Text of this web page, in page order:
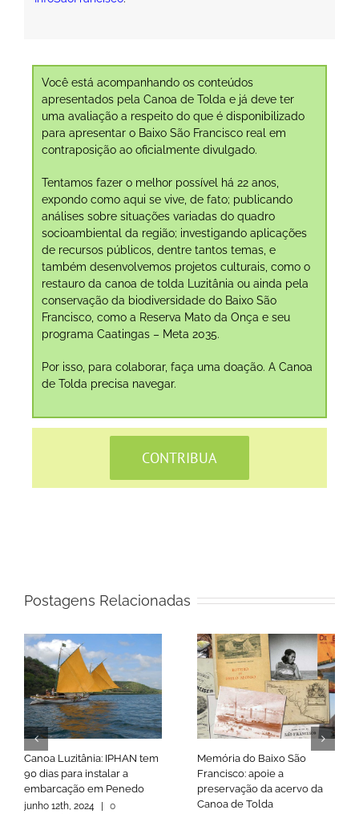
Você está acompanhando os conteúdos
apresentados pela Canoa de Tolda e já deve ter
uma avaliação a respeito do que é disponibilizado
para apresentar o Baixo São Francisco real em
contraposição ao oficialmente divulgado.
Tentamos fazer o melhor possível há 22 anos,
expondo como aqui se vive, de fato; publicando
análises sobre situações variadas do quadro
socioambiental da região; investigando aplicações
de recursos públicos, dentre tantos temas, e
também desenvolvemos projetos culturais, como o
restauro da canoa de tolda Luzitânia ou ainda pela
conservação da biodiversidade do Baixo São
Francisco, como a Reserva Mato da Onça e seu
programa Caatingas – Meta 2035.
Por isso, para colaborar, faça uma doação. A Canoa
de Tolda precisa navegar.
CONTRIBUA
Postagens Relacionadas
Canoa Luzitânia: IPHAN tem
90 dias para instalar a
embarcação em Penedo
junho 12th, 2024
0
Memória do Baixo São
Francisco: apoie a
preservação da acervo da
Canoa de Tolda